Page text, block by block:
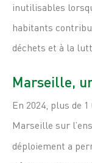
inutilisables
habitants
déchets et à la
Marseille,
En 2024, plus de
Marseille sur
déploiement a